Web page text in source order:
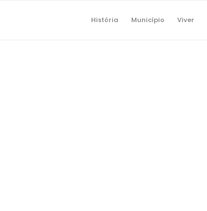
História Município Viver